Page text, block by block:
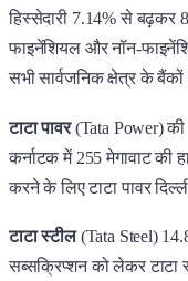
हिस्सेदारी 7.14% से बढ़कर
फाइनेंशियल और नॉन-
सभी सार्वजनिक क्षेत्र के बैंकों
टाटा पावर(Tata Power) की
कर्नाटक में 255 मेगावाट की
करने के लिए टाटा पावर
टाटा स्टील(Tata Steel)
सब्सक्रिप्शन को लेकर टाटा